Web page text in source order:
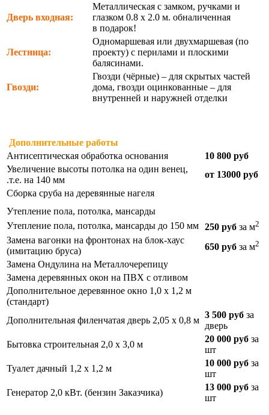
Дверь входная:
Металлическая с замком, ручками и
глазком 0.8 х 2.0 м. обналиченная
в подарок!
Лестница:
Одномаршевая или двухмаршевая (по
проекту) с перилами и плоскими
балясинами.
Гвозди:
Гвозди (чёрные) – для скрытых частей
дома, гвозди оцинкованные – для
внутренней и наружней отделки
Дополнительные работы
Антисептическая обработка основания
10 800 руб
Увеличение высоты потолка на один венец,
.т.е. на 140 мм
от 13000 руб
Сборка сруба на деревянные нагеля
Утепление пола, потолка, мансарды
Утепление пола, потолка, мансарды до 150 мм 250 руб за м2
Замена вагонки на фронтонах на блок-хаус
(имитацию бруса)
650 руб за м2
Замена Ондулина на Металлочерепицу
Замена деревянных окон на ПВХ с отливом
Дополнительное деревянное окно 1,0 х 1,2 м
(стандарт)
Дополнительная филенчатая дверь 2,05 х 0,8 м
3 500 руб за
дверь
Бытовка строительная 2,0 х 3,0 м
20 000 руб за
шт
Туалет дачный 1,2 х 1,2 м
10 000 руб за
шт
Генератор 2,0 кВт. (бензин Заказчика)
13 000 руб за
шт